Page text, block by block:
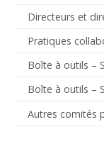
Directeurs et
Pratiques
Boîte à outils –
Boîte à outils –
Autres comités